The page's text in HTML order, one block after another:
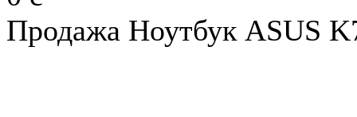
Продажа Ноутбук ASUS